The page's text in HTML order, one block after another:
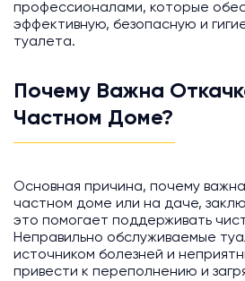
профессионалами, которые
эффективную, безопасную и
туалета.
Почему Важна
Частном Доме?
Основная причина, почему
частном доме или на даче,
это помогает поддерживать
Неправильно обслуживаемые
источником болезней и
привести к переполнению и